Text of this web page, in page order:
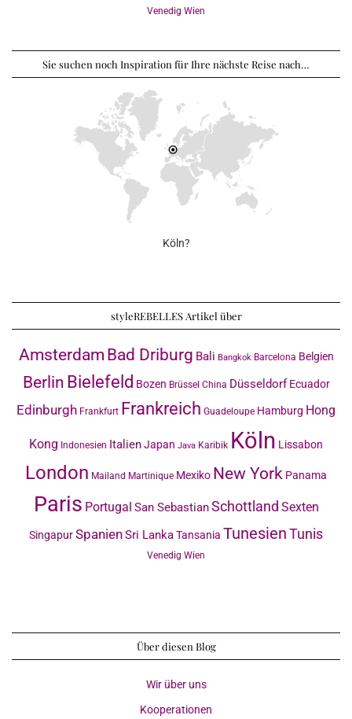
Venedig Wien
Sie suchen noch Inspiration für Ihre nächste Reise nach…
Köln?
styleREBELLES Artikel über
Amsterdam Bad Driburg Bali Bangkok Barcelona Belgien
Berlin Bielefeld Bozen Brüssel China Düsseldorf Ecuador
Edinburgh Frankfurt Frankreich Guadeloupe Hamburg Hong
Kong Indonesien ItalienJapan Java Karibik Köln Lissabon
London Mailand Martinique Mexiko New York Panama
Paris Portugal San SebastianSchottland Sexten
SingapurSpanienSri LankaTansania TunesienTunis
Venedig Wien
Über diesen Blog
Wir über uns
Kooperationen